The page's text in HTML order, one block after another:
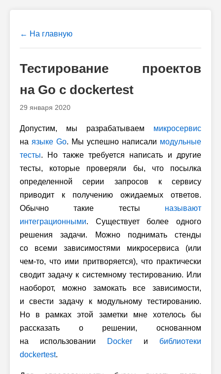
← На главную
Тестирование проектов
на Go с dockertest
29 января 2020
Допустим, мы разрабатываем микросервис
на языке Go. Мы успешно написали модульные
тесты. Но также требуется написать и другие
тесты, которые проверяли бы, что посылка
определенной серии запросов к сервису
приводит к получению ожидаемых ответов.
Обычно такие тесты называют
интеграционными. Существует более одного
решения задачи. Можно поднимать стенды
со всеми зависимостями микросервиса (или
чем-то, что ими притворяется), что практически
сводит задачу к системному тестированию. Или
наоборот, можно замокать все зависимости,
и свести задачу к модульному тестированию.
Но в рамках этой заметки мне хотелось бы
рассказать о решении, основанном
на использовании
Docker и библиотеки
dockertest.